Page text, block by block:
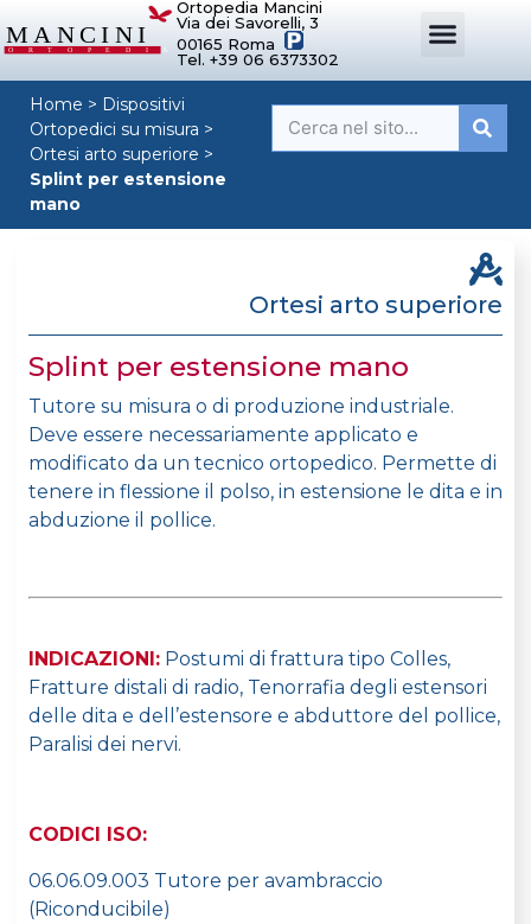
Ortopedia Mancini
Via dei Savorelli, 3
00165 Roma
Tel. +39 06 6373302
Home > Dispositivi
Ortopedici su misura >
Ortesi arto superiore >
Splint per estensione
mano
Ortesi arto superiore
Splint per estensione mano
Tutore su misura o di produzione industriale.
Deve essere necessariamente applicato e
modificato da un tecnico ortopedico. Permette di
tenere in flessione il polso, in estensione le dita e in
abduzione il pollice.
INDICAZIONI: Postumi di frattura tipo Colles,
Fratture distali di radio, Tenorrafia degli estensori
delle dita e dell’estensore e abduttore del pollice,
Paralisi dei nervi.
CODICI ISO:
06.06.09.003 Tutore per avambraccio
(Riconducibile)